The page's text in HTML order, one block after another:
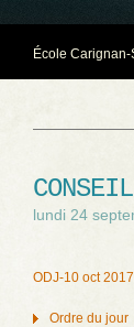
École
lundi 24
ODJ-10 oct 2017
Ordre du jour